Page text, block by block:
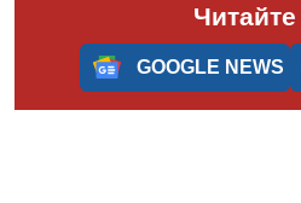
GOOGLE NEWS